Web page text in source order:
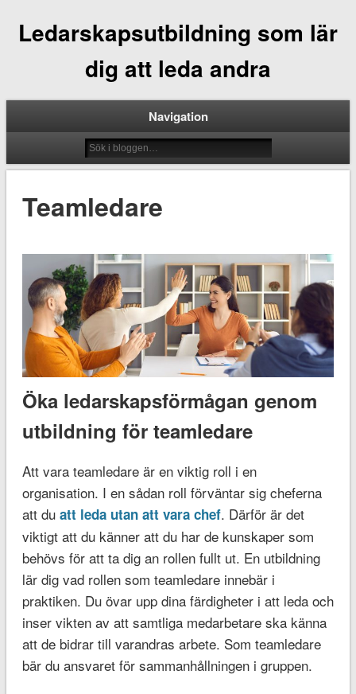
Ledarskapsutbildning som lär
dig att leda andra
Navigation
Teamledare
Öka ledarskapsförmågan genom
utbildning för teamledare
Att vara teamledare är en viktig roll i en
organisation. I en sådan roll förväntar sig cheferna
att du att leda utan att vara chef. Därför är det
viktigt att du känner att du har de kunskaper som
behövs för att ta dig an rollen fullt ut. En utbildning
lär dig vad rollen som teamledare innebär i
praktiken. Du övar upp dina färdigheter i att leda och
inser vikten av att samtliga medarbetare ska känna
att de bidrar till varandras arbete. Som teamledare
bär du ansvaret för sammanhållningen i gruppen.